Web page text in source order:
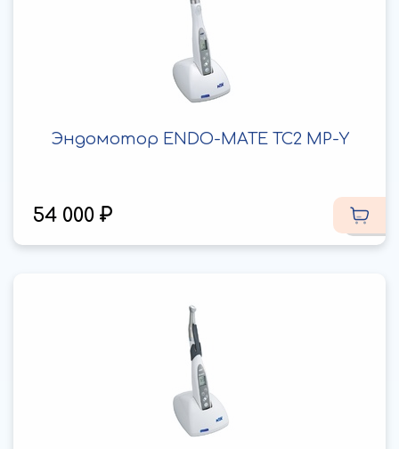
Эндомотор ENDO-MATE TC2 MP-Y
54 000